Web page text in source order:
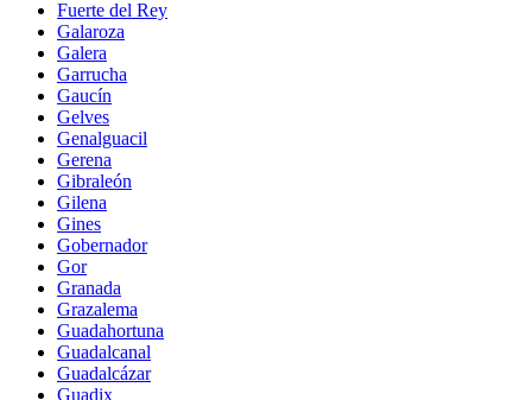
Fuerte del Rey
Galaroza
Galera
Garrucha
Gaucín
Gelves
Genalguacil
Gerena
Gibraleón
Gilena
Gines
Gobernador
Gor
Granada
Grazalema
Guadahortuna
Guadalcanal
Guadalcázar
Guadix